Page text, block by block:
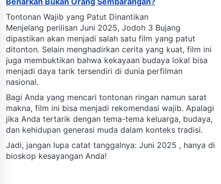
Tontonan Wajib yang Patut Dinantikan
Menjelang perilisan Juni 2025, Jodoh 3 Bujang
dipastikan akan menjadi salah satu film yang patut
ditonton. Selain menghadirkan cerita yang kuat, film ini
juga membuktikan bahwa kekayaan budaya lokal bisa
menjadi daya tarik tersendiri di dunia perfilman
nasional.
Bagi Anda yang mencari tontonan ringan namun sarat
makna, film ini bisa menjadi rekomendasi wajib. Apalagi
jika Anda tertarik dengan tema-tema keluarga, budaya,
dan kehidupan generasi muda dalam konteks tradisi.
Jadi, jangan lupa catat tanggalnya: Juni 2025 , hanya di
bioskop kesayangan Anda!